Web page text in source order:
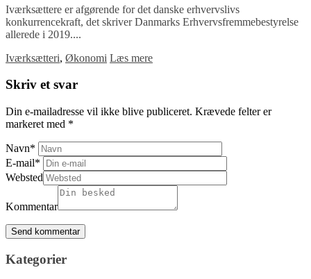
Iværksættere er afgørende for det danske erhvervslivs
konkurrencekraft, det skriver Danmarks Erhvervsfremmebestyrelse
allerede i 2019....
Iværksætteri, Økonomi Læs mere
Skriv et svar
Din e-mailadresse vil ikke blive publiceret. Krævede felter er
markeret med *
Navn*
E-mail*
Websted
Kommentar
Kategorier